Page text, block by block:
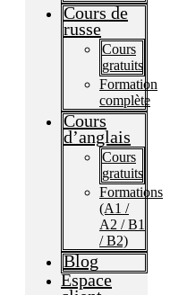
Cours de
russe
Cours
gratuits
Formation
complète
Cours
d’anglais
Cours
gratuits
Formations
(A1 /
A2 / B1
/ B2)
Blog
Espace